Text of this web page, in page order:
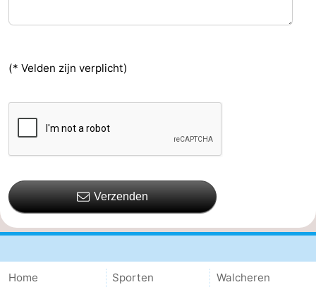
Kop
-
Oranjezon
Oostkapelle
Natuur
de
Mantelingen
-
Domburg
-
Westkapelle
Walcherse
Dishoek
-
(* Velden zijn verplicht)
Verzenden
Home
Sporten
Walcheren